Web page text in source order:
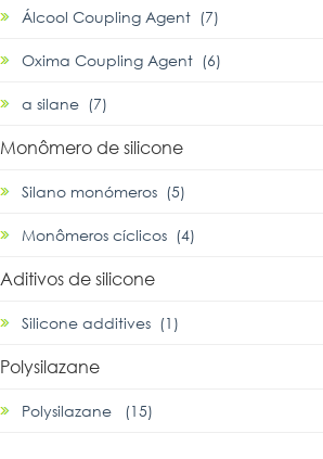
Álcool Coupling Agent (7)
Oxima Coupling Agent (6)
α silane (7)
Monômero de silicone
Silano monómeros (5)
Monômeros cíclicos (4)
Aditivos de silicone
Silicone additives (1)
Polysilazane
Polysilazane (15)